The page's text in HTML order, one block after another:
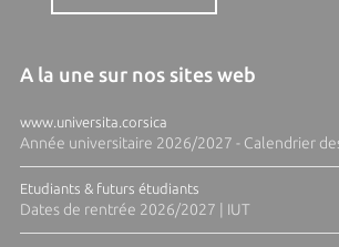
A la une sur nos sites web
www.universita.corsica
Année universitaire 2026/2027 - Calendrier
Etudiants & futurs étudiants
Dates de rentrée 2026/2027 | IUT